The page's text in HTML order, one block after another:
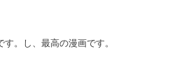
。し、最高の漫画です。